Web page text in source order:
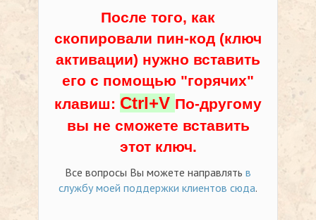
После того, как
скопировали пин-код (ключ
активации) нужно вставить
его с помощью "горячих"
клавиш: Ctrl+V По-другому
вы не сможете вставить
этот ключ.
Все вопросы Вы можете направлять в
службу моей поддержки клиентов сюда.